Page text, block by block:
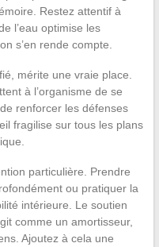
Restez attentif à
l’eau optimise les
s’en rende compte.
mérite une vraie place.
à l’organisme de se
renforcer les défenses
fragilise sur tous les plans
particulière. Prendre
ou pratiquer la
intérieure. Le soutien
comme un amortisseur,
Ajoutez à cela une